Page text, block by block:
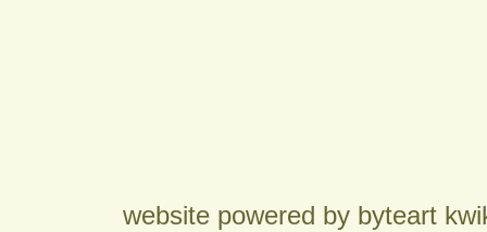
website powered by byteart